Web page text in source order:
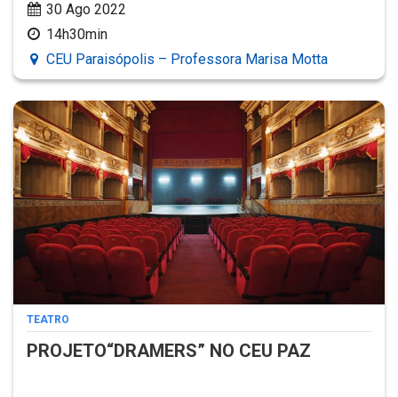
30 Ago 2022
14h30min
CEU Paraisópolis – Professora Marisa Motta
TEATRO
PROJETO“DRAMERS” NO CEU PAZ